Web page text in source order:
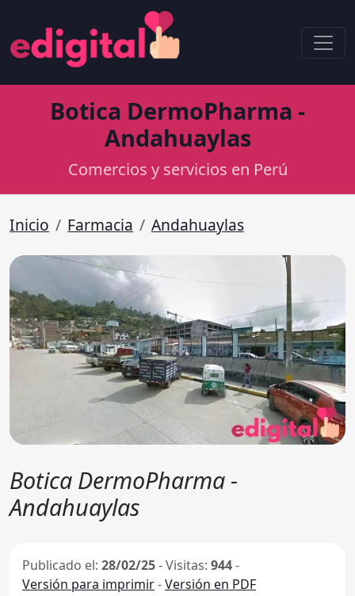
Botica DermoPharma -
Andahuaylas
Comercios y servicios en Perú
Inicio Farmacia Andahuaylas
Botica DermoPharma -
Andahuaylas
Publicado el: 28/02/25-Visitas: 944-
Versión para imprimir-Versión en PDF